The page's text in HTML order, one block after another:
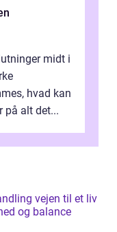
midt i
hvad kan
på alt det...
til et liv
og balance